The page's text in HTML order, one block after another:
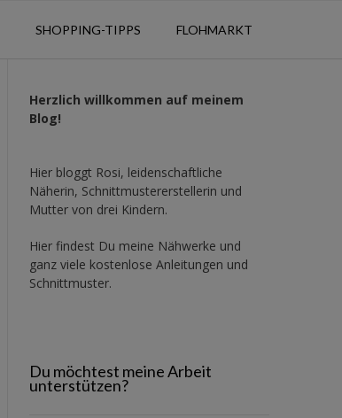
SHOPPING-TIPPS FLOHMARKT
Herzlich willkommen auf meinem
Blog!
Hier bloggt Rosi, leidenschaftliche
Näherin, Schnittmustererstellerin und
Mutter von drei Kindern.
Hier findest Du meine Nähwerke und
ganz viele kostenlose Anleitungen und
Schnittmuster.
Du möchtest meine Arbeit
unterstützen?